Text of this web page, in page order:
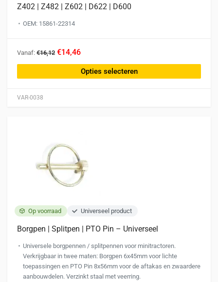
VAR-0038
Z402 | Z482 | Z602 | D622 | D600
OEM: 15861-22314
Vanaf: €16,12 €14,46
Opties selecteren
product
heeft
meerdere
Deze
productpagina
Op voorraad Universeel product
Borgpen | Splitpen | PTO Pin – Universeel
Universele borgpennen / splitpennen voor minitractoren.
Verkrijgbaar in twee maten: Borgpen 6x45mm voor lichte
toepassingen en PTO Pin 8x56mm voor de aftakas en zwaardere
aanbouwdelen. Verzinkt staal met veerring.